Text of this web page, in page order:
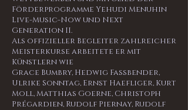
Förderprogramme Yehudi Menuhin
Live-Music-Now und Next
Generation II.
Als offizieller Begleiter zahlreicher
Meisterkurse arbeitete er mit
Künstlern wie
Grace Bumbry, Hedwig Fassbender,
Ulrike Sonntag, Ernst Haefliger, Kurt
Moll, Matthias Goerne, Christoph
Prégardien, Rudolf Piernay, Rudolf